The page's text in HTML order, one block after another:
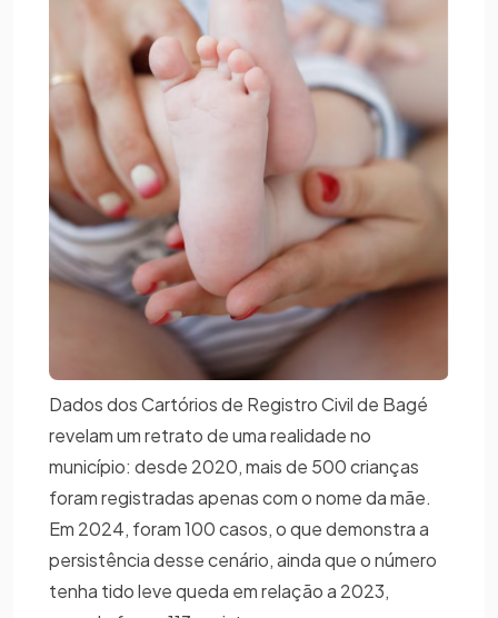
Dados dos Cartórios de Registro Civil de Bagé
revelam um retrato de uma realidade no
município: desde 2020, mais de 500 crianças
foram registradas apenas com o nome da mãe.
Em 2024, foram 100 casos, o que demonstra a
persistência desse cenário, ainda que o número
tenha tido leve queda em relação a 2023,